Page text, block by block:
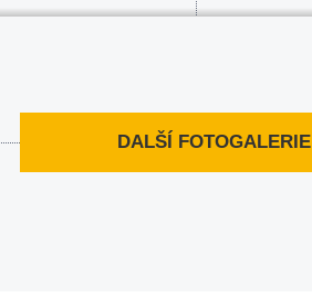
DALŠÍ FOTOGALERIE